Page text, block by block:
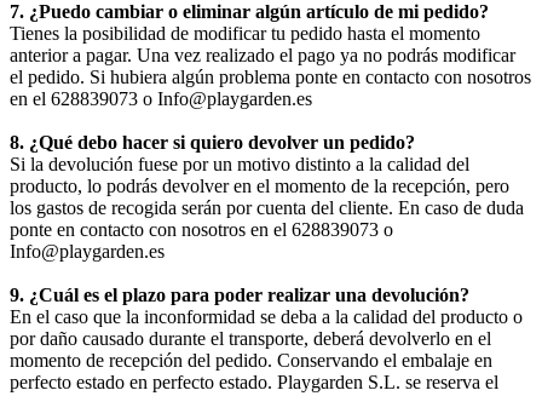
7. ¿Puedo cambiar o eliminar algún artículo de mi pedido?
Tienes la posibilidad de modificar tu pedido hasta el momento
anterior a pagar. Una vez realizado el pago ya no podrás modificar
el pedido. Si hubiera algún problema ponte en contacto con nosotros
en el 628839073 o Info@playgarden.es
8. ¿Qué debo hacer si quiero devolver un pedido?
Si la devolución fuese por un motivo distinto a la calidad del
producto, lo podrás devolver en el momento de la recepción, pero
los gastos de recogida serán por cuenta del cliente. En caso de duda
ponte en contacto con nosotros en el 628839073 o
Info@playgarden.es
9. ¿Cuál es el plazo para poder realizar una devolución?
En el caso que la inconformidad se deba a la calidad del producto o
por daño causado durante el transporte, deberá devolverlo en el
momento de recepción del pedido. Conservando el embalaje en
perfecto estado en perfecto estado. Playgarden S.L. se reserva el